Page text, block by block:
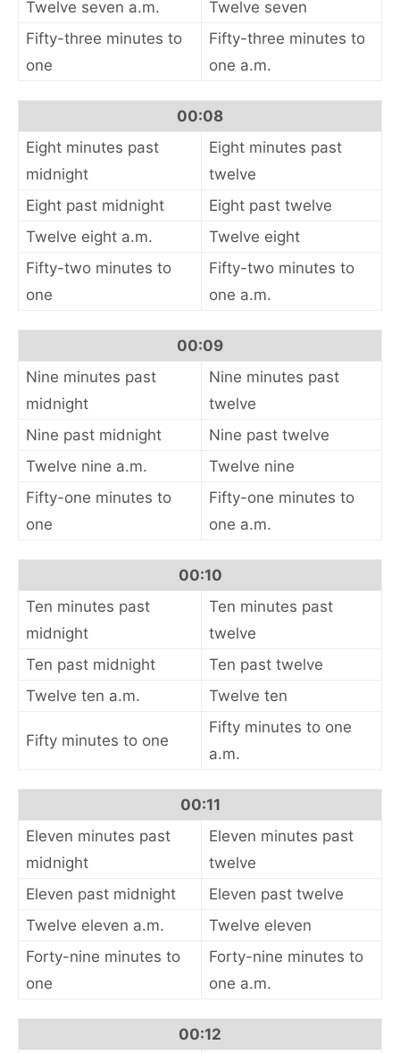
Twelve seven a.m.
Twelve seven
Fifty-three minutes to
one
Fifty-three minutes to
one a.m.
00:08
Eight minutes past
midnight
Eight minutes past
twelve
Eight past midnight
Eight past twelve
Twelve eight a.m.
Twelve eight
Fifty-two minutes to
one
Fifty-two minutes to
one a.m.
00:09
Nine minutes past
midnight
Nine minutes past
twelve
Nine past midnight
Nine past twelve
Twelve nine a.m.
Twelve nine
Fifty-one minutes to
one
Fifty-one minutes to
one a.m.
00:10
Ten minutes past
midnight
Ten minutes past
twelve
Ten past midnight
Ten past twelve
Twelve ten a.m.
Twelve ten
Fifty minutes to one
Fifty minutes to one
a.m.
00:11
Eleven minutes past
midnight
Eleven minutes past
twelve
Eleven past midnight
Eleven past twelve
Twelve eleven a.m.
Twelve eleven
Forty-nine minutes to
one
Forty-nine minutes to
one a.m.
00:12